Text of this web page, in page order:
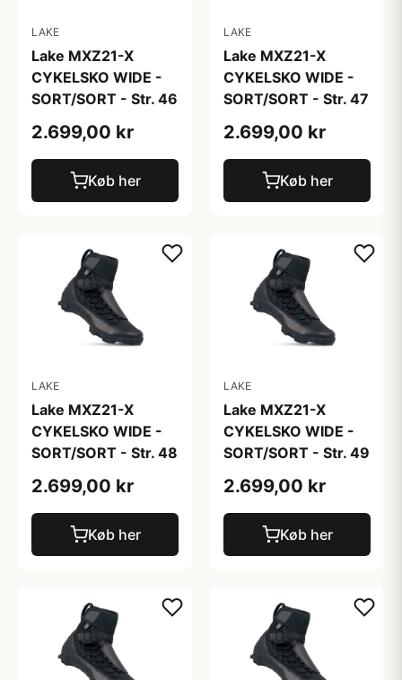
LAKE
Lake MXZ21-X
CYKELSKO WIDE -
SORT/SORT - Str. 46
2.699,00 kr
Køb her
LAKE
Lake MXZ21-X
CYKELSKO WIDE -
SORT/SORT - Str. 47
2.699,00 kr
Køb her
LAKE
Lake MXZ21-X
CYKELSKO WIDE -
SORT/SORT - Str. 48
2.699,00 kr
Køb her
LAKE
Lake MXZ21-X
CYKELSKO WIDE -
SORT/SORT - Str. 49
2.699,00 kr
Køb her